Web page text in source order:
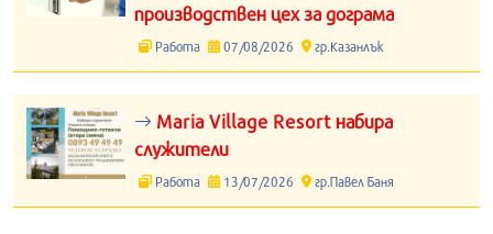
производствен цех за дограма
Работа 07/08/2026 гр.Казанлък
Maria Village Resort набира
служители
Работа 13/07/2026 гр.Павел Баня